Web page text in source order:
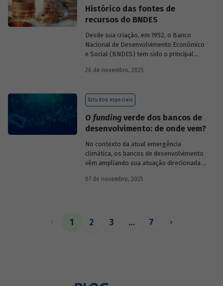
Histórico das fontes de
recursos do BNDES
Desde sua criação, em 1952, o Banco
Nacional de Desenvolvimento Econômico
e Social (BNDES) tem sido o principal
brasileiro, ocupando um espaço central
momentos de crise, como as de 2008 e
da Covid-19, e no combate à emergência
entanto, são necessárias sólidas fontes
de recursos.
26 de novembro, 2025
Estudos especiais
O fundingverde dos bancos de
desenvolvimento: de onde vem?
No contexto da atual emergência
climática, os bancos de desenvolvimento
vêm ampliando sua atuação direcionada à
e, consequentemente, buscado novas
bancos de desenvolvimento, comparando
07 de novembro, 2025
1 2 3 … 7